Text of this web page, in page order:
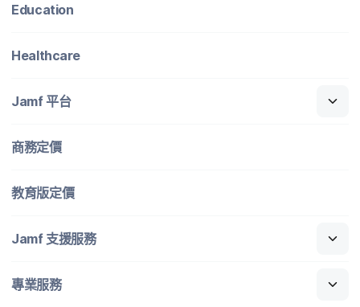
Education
Healthcare
Jamf平​台
商務定​價
教育版定​價
Jamf 支援​服務
專業​服務